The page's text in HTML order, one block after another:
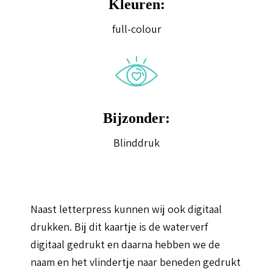
Kleuren:
full-colour
Bijzonder:
Blinddruk
Naast letterpress kunnen wij ook digitaal
drukken. Bij dit kaartje is de waterverf
digitaal gedrukt en daarna hebben we de
naam en het vlindertje naar beneden gedrukt